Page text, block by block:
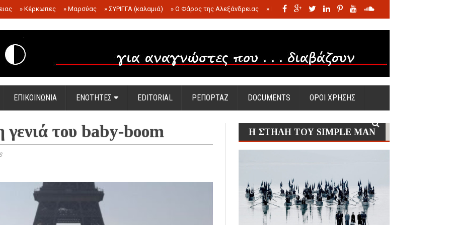
» Κέρκωπες » Μαρσύας » ΣΥΡΙΓΓΑ (καλαμιά) » Ο Φάρος της Αλεξάνδρειας » Η σφαγή των νηπίων της Σάντας
.
ΕΠΙΚΟΙΝΩΝΙΑ ΕΝΟΤΗΤΕΣ EDITORIAL ΡΕΠΟΡΤΑΖ DOCUMENTS ΟΡΟΙ ΧΡΗΣΗΣ
γενιά του baby-boom Η ΣΤΗΛΗ ΤΟΥ SIMPLE MAN